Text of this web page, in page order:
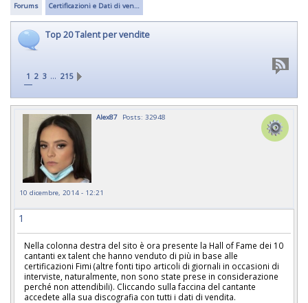
Forums Certificazioni e Dati di ven…
Top 20 Talent per vendite
1 2 3 … 215
Alex87 Posts: 32948
10 dicembre, 2014 - 12:21
1
Nella colonna destra del sito è ora presente la Hall of Fame dei 10
cantanti ex talent che hanno venduto di più in base alle
certificazioni Fimi (altre fonti tipo articoli di giornali in occasioni di
interviste, naturalmente, non sono state prese in considerazione
perché non attendibili). Cliccando sulla faccina del cantante
accedete alla sua discografia con tutti i dati di vendita.